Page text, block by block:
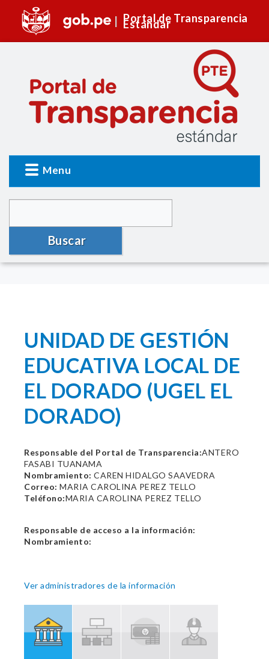
Portal de Transparencia
Estándar
Menu
Buscar
UNIDAD DE GESTIÓN
EDUCATIVA LOCAL DE
EL DORADO (UGEL EL
DORADO)
Responsable del Portal de Transparencia:ANTERO
FASABI TUANAMA
Nombramiento: CAREN HIDALGO SAAVEDRA
Correo: MARIA CAROLINA PEREZ TELLO
Teléfono:MARIA CAROLINA PEREZ TELLO
Responsable de acceso a la información:
Nombramiento:
Ver administradores de la información